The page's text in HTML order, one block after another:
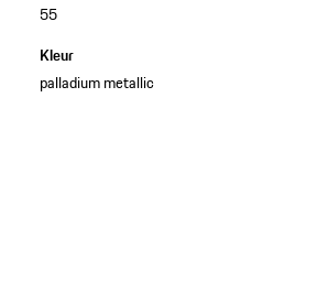
55
Kleur
palladium metallic